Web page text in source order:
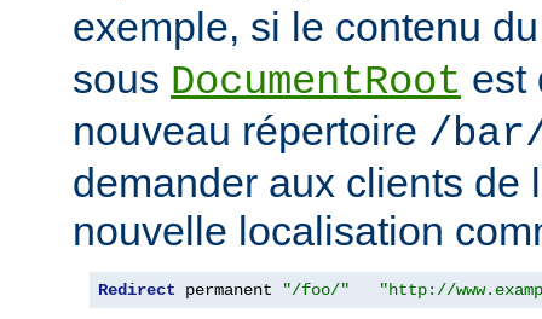
exemple, si le contenu
sous DocumentRoot est
nouveau répertoire /
demander aux clients de
nouvelle localisation
Redirect permanent "/foo/" "http://